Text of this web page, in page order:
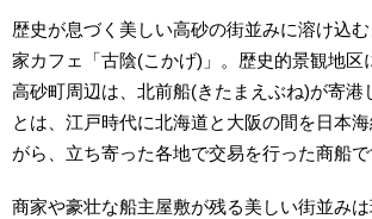
歴史が息づく美しい高砂の街並みに溶け込
家カフェ「古陰(こかげ)」。歴史的景観地区
高砂町周辺は、北前船(きたまえぶね)が寄港
とは、江戸時代に北海道と大阪の間を日本
がら、立ち寄った各地で交易を行った商船で
商家や豪壮な船主屋敷が残る美しい街並み